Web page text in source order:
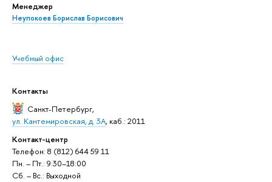
Менеджер
Неупокоев Борислав Борисович
Учебный офис
Контакты
Санкт-Петербург,
ул. Кантемировская, д. 3А, каб.: 2011
Контакт-центр
Телефон: 8 (812) 644 59 11
Пн. – Пт.: 9:30–18:00
Сб. – Вс.: Выходной